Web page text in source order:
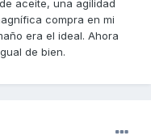
aceite, una agilidad
compra en mi
era el ideal. Ahora
de bien.